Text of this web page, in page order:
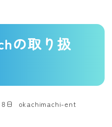
の取り扱
日
著
okachimachi-ent